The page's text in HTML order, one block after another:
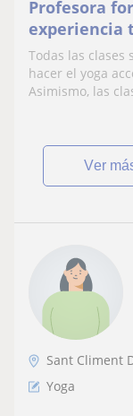
Profesora
experiencia
España
privadas.
Todas las
hacer el yoga
Asimismo, las
ver
Sant Climent
Yoga